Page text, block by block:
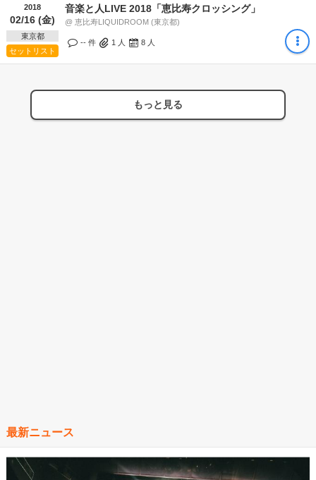
2018
02/16 (金)
東京都
セットリスト
音楽と人LIVE 2018「恵比寿クロッシング」
@ 恵比寿LIQUIDROOM (東京都)
-- 件 1 人 8 人
もっと見る
最新ニュース